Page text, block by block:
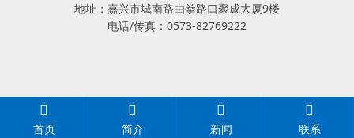
地址：嘉兴市城南路由拳路口聚成大厦9楼
电话/传真：0573-82769222
首页 简介 新闻 联系